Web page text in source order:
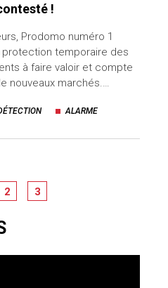
!
Prodomo numéro 1
temporaire des
à faire valoir et compte
nouveaux marchés.…
ALARME
2 3